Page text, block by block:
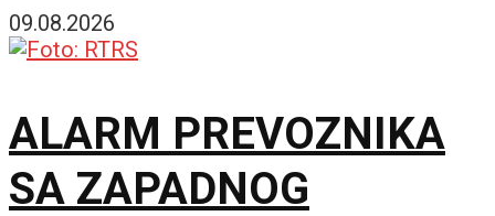
garancija
09.08.2026
ALARM PREVOZNIKA
SA ZAPADNOG